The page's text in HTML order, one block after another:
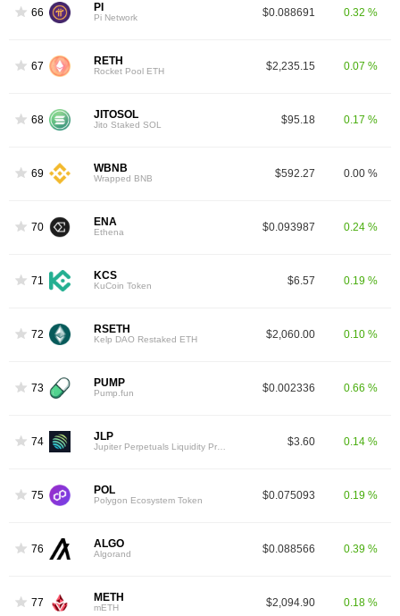
66 PI
Pi Network $0.088691 0.32 %
67 RETH
Rocket Pool ETH $2,235.15 0.07 %
68 JITOSOL
Jito Staked SOL $95.18 0.17 %
69 WBNB
Wrapped BNB $592.27 0.00 %
70 ENA
Ethena $0.093987 0.24 %
71 KCS
KuCoin Token $6.57 0.19 %
72 RSETH
Kelp DAO Restaked ETH $2,060.00 0.10 %
73 PUMP
Pump.fun $0.002336 0.66 %
74 JLP $3.60 0.14 %
75 POL
Polygon Ecosystem Token $0.075093 0.19 %
76 ALGO
Algorand $0.088566 0.39 %
77 METH
mETH $2,094.90 0.18 %